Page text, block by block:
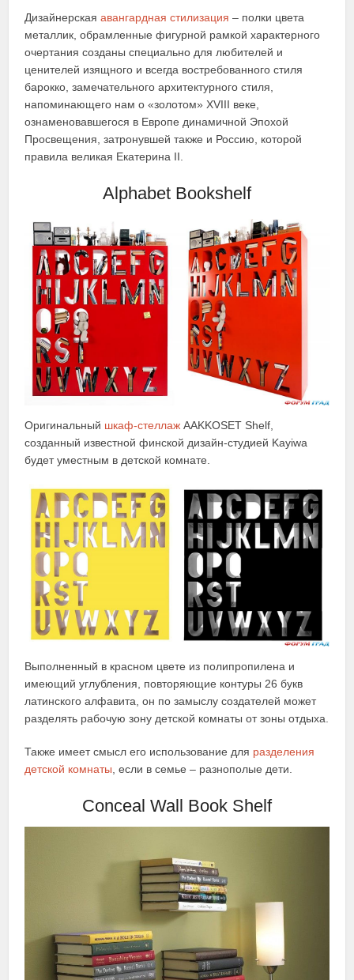
Дизайнерскаяавангардная стилизация – полки цвета
металлик, обрамленные фигурной рамкой характерного
очертания созданы специально для любителей и
ценителей изящного и всегда востребованного стиля
барокко, замечательного архитектурного стиля,
напоминающего нам о «золотом» XVIII веке,
ознаменовавшегося в Европе динамичной Эпохой
Просвещения, затронувшей также и Россию, которой
правила великая Екатерина II.
Alphabet Bookshelf
Оригинальный шкаф-стеллаж AAKKOSET Shelf,
созданный известной финской дизайн-студией Kayiwa
будет уместным в детской комнате.
Выполненный в красном цвете из полипропилена и
имеющий углубления, повторяющие контуры 26 букв
латинского алфавита, он по замыслу создателей может
разделять рабочую зону детской комнаты от зоны отдыха.
Также имеет смысл его использование для разделения
детской комнаты , если в семье – разнополые дети.
Conceal Wall Book Shelf